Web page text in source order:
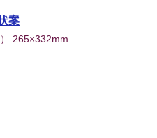
案
） 265×332mm